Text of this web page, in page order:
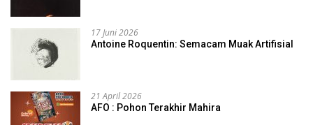
17 Juni 2026
Antoine Roquentin: Semacam Muak Artifisial
21 April 2026
AFO : Pohon Terakhir Mahira